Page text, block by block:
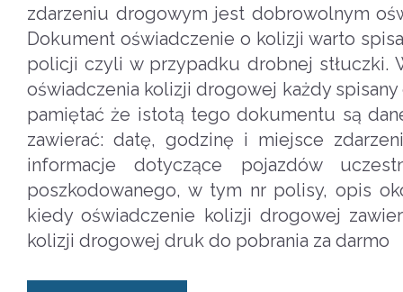
zdarzeniu drogowym jest dobrowolnym
Dokument oświadczenie o kolizji warto
policji czyli w przypadku drobnej
oświadczenia kolizji drogowej każdy
pamiętać że istotą tego dokumentu są
zawierać: datę, godzinę i miejsce
informacje dotyczące pojazdów
poszkodowanego, w tym nr polisy, opis
kiedy oświadczenie kolizji drogowej
kolizji drogowej druk do pobrania za darmo